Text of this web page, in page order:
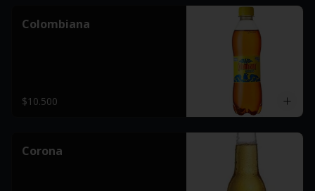
Colombiana
$10.500
Corona